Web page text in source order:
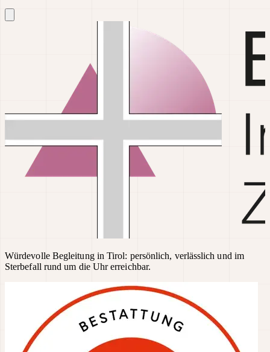
Würdevolle Begleitung in Tirol: persönlich, verlässlich und im
Sterbefall rund um die Uhr erreichbar.